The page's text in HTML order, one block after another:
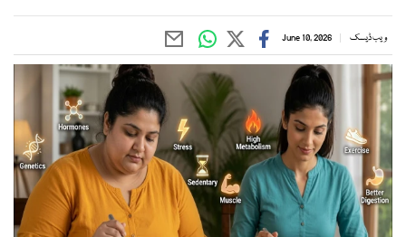
ویب ڈیسک June 10, 2026